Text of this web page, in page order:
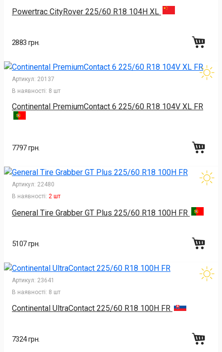
Powertrac CityRover 225/60 R18 104H XL
2883 грн.
Артикул: 20137
В наявності: 8 шт
Continental PremiumContact 6 225/60 R18 104V XL FR
7797 грн.
Артикул: 22480
В наявності: 2 шт
General Tire Grabber GT Plus 225/60 R18 100H FR
5107 грн.
Артикул: 23641
В наявності: 8 шт
Continental UltraContact 225/60 R18 100H FR
7324 грн.